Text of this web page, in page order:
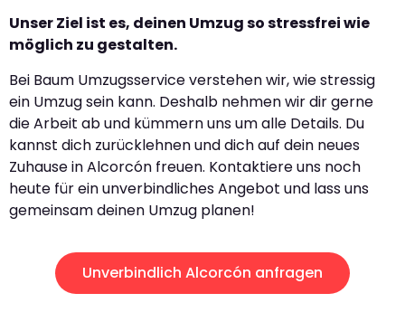
Unser Ziel ist es, deinen Umzug so stressfrei wie
möglich zu gestalten.
Bei Baum Umzugsservice verstehen wir, wie stressig
ein Umzug sein kann. Deshalb nehmen wir dir gerne
die Arbeit ab und kümmern uns um alle Details. Du
kannst dich zurücklehnen und dich auf dein neues
Zuhause in Alcorcón freuen. Kontaktiere uns noch
heute für ein unverbindliches Angebot und lass uns
gemeinsam deinen Umzug planen!
Unverbindlich Alcorcón anfragen